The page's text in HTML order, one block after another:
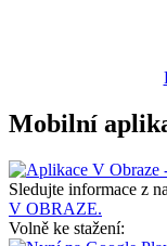
Mobilní
Sledujte informace z
V OBRAZE.
Volně ke stažení: